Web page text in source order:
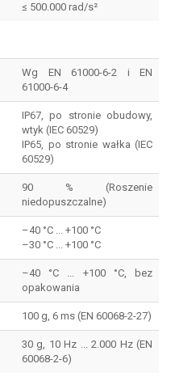
≤ 500.000 rad/s²
Wg EN 61000-6-2 i EN
61000-6-4
IP67, po stronie obudowy,
wtyk (IEC 60529)
IP65, po stronie wałka (IEC
60529)
90 % (Roszenie
niedopuszczalne)
–40 °C ... +100 °C
–30 °C ... +100 °C
–40 °C ... +100 °C, bez
opakowania
100 g, 6 ms (EN 60068-2-27)
30 g, 10 Hz ... 2.000 Hz (EN
60068-2-6)